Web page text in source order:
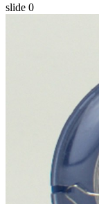
slide 0